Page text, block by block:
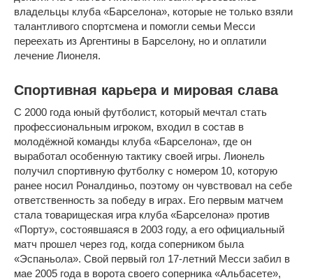
владельцы клуба «Барселона», которые не только взяли
талантливого спортсмена и помогли семьи Месси
переехать из Аргентины в Барселону, но и оплатили
лечение Лионеля.
Спортивная карьера и мировая слава
С 2000 года юный футболист, который мечтал стать
профессиональным игроком, входил в состав в
молодёжной команды клуба «Барселона», где он
выработал особенную тактику своей игры. Лионель
получил спортивную футболку с номером 10, которую
ранее носил Роналдиньо, поэтому он чувствовал на себе
ответственность за победу в играх. Его первым матчем
стала товарищеская игра клуба «Барселона» против
«Порту», состоявшаяся в 2003 году, а его официальный
матч прошел через год, когда соперником была
«Эспаньола». Свой первый гол 17-летний Месси забил в
мае 2005 года в ворота своего соперника «Альбасете»,